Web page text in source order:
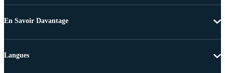
En Savoir Davantage
Langues